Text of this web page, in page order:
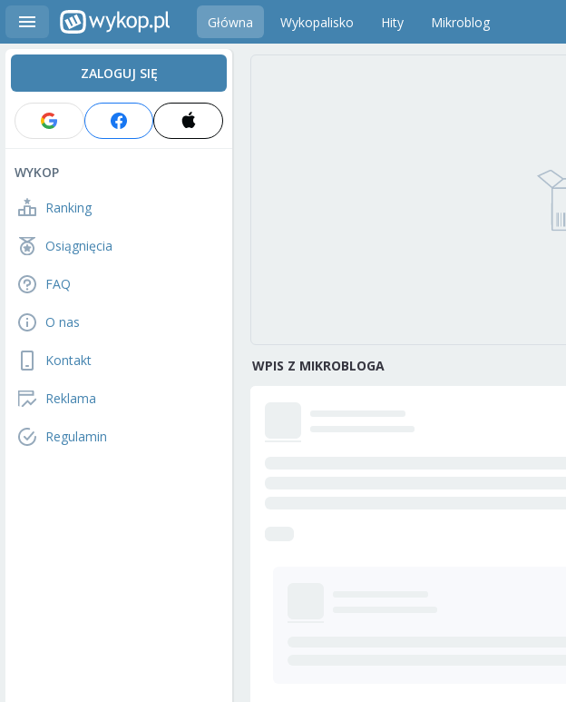
Główna Wykopalisko Hity Mikroblog
ZALOGUJ SIĘ
WYKOP
Ranking
Osiągnięcia
FAQ
O nas
Kontakt
Reklama
Regulamin
WPIS Z MIKROBLOGA